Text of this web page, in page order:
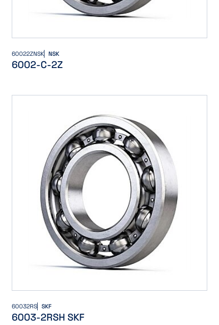
60022ZNSK NSK
6002-C-2Z
60032RS SKF
6003-2RSH SKF